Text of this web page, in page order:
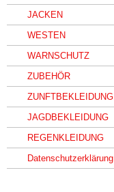
JACKEN
WESTEN
WARNSCHUTZ
ZUBEHÖR
ZUNFTBEKLEIDUNG
JAGDBEKLEIDUNG
REGENKLEIDUNG
Datenschutzerklärung